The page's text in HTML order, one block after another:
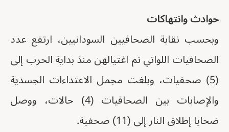
حوادث وانتهاكات
وبحسب نقابة الصحافيين السودانيين، ارتفع عدد
الصحافيات اللواتي تم اغتيالهن منذ بداية الحرب إلى
(5) صحفيات، وبلغت مجمل الاعتداءات الجسدية
والإصابات بين الصحافيات (4) حالات، ووصل
ضحايا إطلاق النار إلى (11) صحفية.